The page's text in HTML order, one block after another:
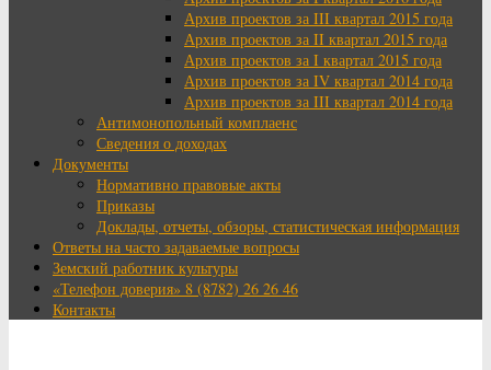
Архив проектов за III квартал 2015 года
Архив проектов за II квартал 2015 года
Архив проектов за I квартал 2015 года
Архив проектов за IV квартал 2014 года
Архив проектов за III квартал 2014 года
Антимонопольный комплаенс
Сведения о доходах
Документы
Нормативно правовые акты
Приказы
Доклады, отчеты, обзоры, статистическая информация
Ответы на часто задаваемые вопросы
Земский работник культуры
«Телефон доверия» 8 (8782) 26 26 46
Контакты